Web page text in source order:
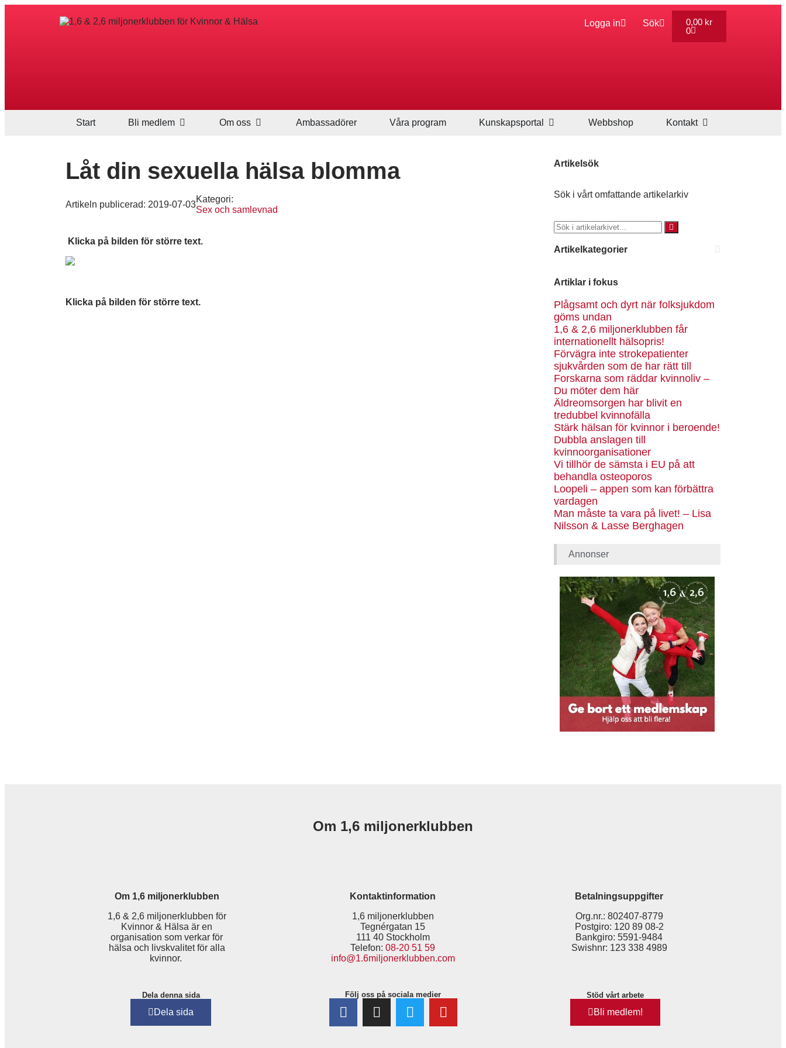
Logga in Sök 0,00 kr
0
Start Bli medlem Om oss Ambassadörer Våra program Kunskapsportal Webbshop Kontakt
Låt din sexuella hälsa blomma
Artikeln publicerad: 2019-07-03
Kategori:
Sex och samlevnad
Klicka på bilden för större text.
Klicka på bilden för större text.
Artikelsök
Sök i vårt omfattande artikelarkiv
Artikelkategorier
Artiklar i fokus
Plågsamt och dyrt när folksjukdom
göms undan
1,6 & 2,6 miljonerklubben får
internationellt hälsopris!
Förvägra inte strokepatienter
sjukvården som de har rätt till
Forskarna som räddar kvinnoliv –
Du möter dem här
Äldreomsorgen har blivit en
tredubbel kvinnofälla
Stärk hälsan för kvinnor i beroende!
Dubbla anslagen till
kvinnoorganisationer
Vi tillhör de sämsta i EU på att
behandla osteoporos
Loopeli – appen som kan förbättra
vardagen
Man måste ta vara på livet! – Lisa
Nilsson & Lasse Berghagen
Annonser
Om 1,6 miljonerklubben
Om 1,6 miljonerklubben
1,6 & 2,6 miljonerklubben för
Kvinnor & Hälsa är en
organisation som verkar för
hälsa och livskvalitet för alla
kvinnor.
Kontaktinformation
1,6 miljonerklubben
Tegnérgatan 15
111 40 Stockholm
Telefon:08-20 51 59
info@1.6miljonerklubben.com
Betalningsuppgifter
Org.nr.: 802407-8779
Postgiro: 120 89 08-2
Bankgiro: 5591-9484
Swishnr: 123 338 4989
Dela denna sida
Dela sida
Följ oss på sociala medier Stöd vårt arbete
Bli medlem!